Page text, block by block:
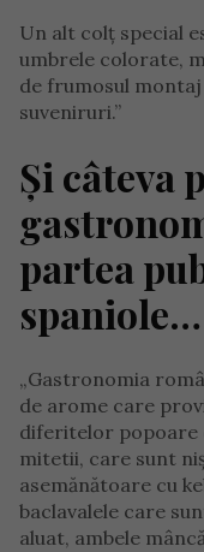
Un alt colț special
umbrele colorate,
de frumosul
suveniruri.”
Și câteva
partea
spaniole…
„Gastronomia
de arome care
diferitelor popoare
mitetii, care sunt
asemănătoare cu
baclavalele care
aluat, ambele